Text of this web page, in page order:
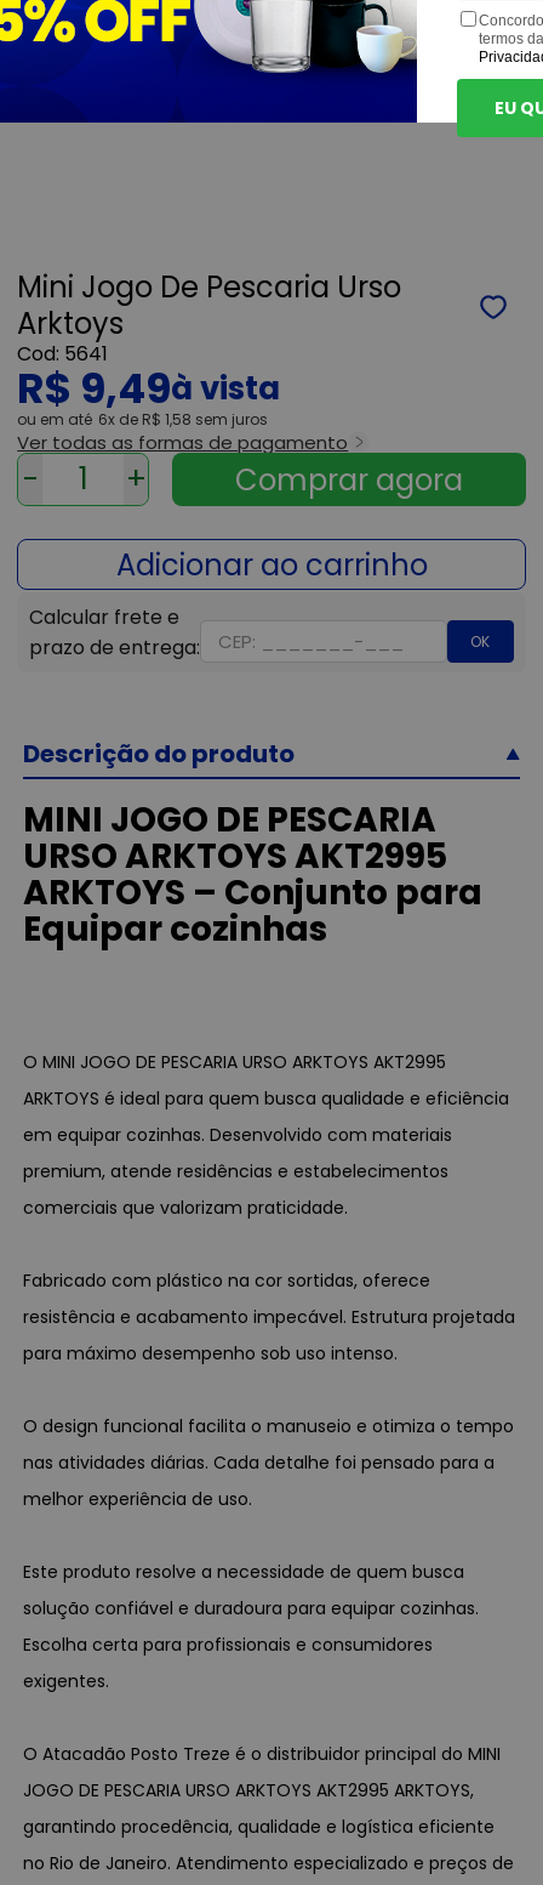
Mini Jogo De Pescaria Urso
Arktoys
5641
R$ 9,49
ou 6x de R$ 1,58 sem juros
Ver todas as formas de pagamento
- +
OK
Descrição do produto
MINI JOGO DE PESCARIA
URSO ARKTOYS AKT2995
ARKTOYS – Conjunto para
Equipar cozinhas
O MINI JOGO DE PESCARIA URSO ARKTOYS AKT2995
ARKTOYS é ideal para quem busca qualidade e eficiência
em equipar cozinhas. Desenvolvido com materiais
premium, atende residências e estabelecimentos
comerciais que valorizam praticidade.
Fabricado com plástico na cor sortidas, oferece
resistência e acabamento impecável. Estrutura projetada
para máximo desempenho sob uso intenso.
O design funcional facilita o manuseio e otimiza o tempo
nas atividades diárias. Cada detalhe foi pensado para a
melhor experiência de uso.
Este produto resolve a necessidade de quem busca
solução confiável e duradoura para equipar cozinhas.
Escolha certa para profissionais e consumidores
exigentes.
O Atacadão Posto Treze é o distribuidor principal do MINI
JOGO DE PESCARIA URSO ARKTOYS AKT2995 ARKTOYS,
garantindo procedência, qualidade e logística eficiente
no Rio de Janeiro. Atendimento especializado e preços de
termos
EU